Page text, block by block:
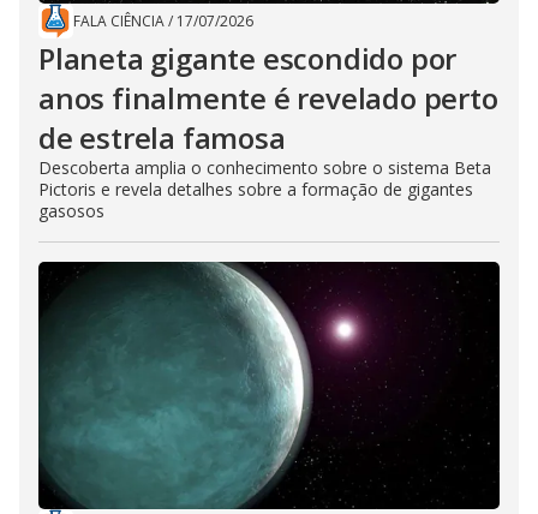
FALA CIÊNCIA/ 17/07/2026
Planeta gigante escondido por
anos finalmente é revelado perto
de estrela famosa
Descoberta amplia o conhecimento sobre o sistema Beta
Pictoris e revela detalhes sobre a formação de gigantes
gasosos